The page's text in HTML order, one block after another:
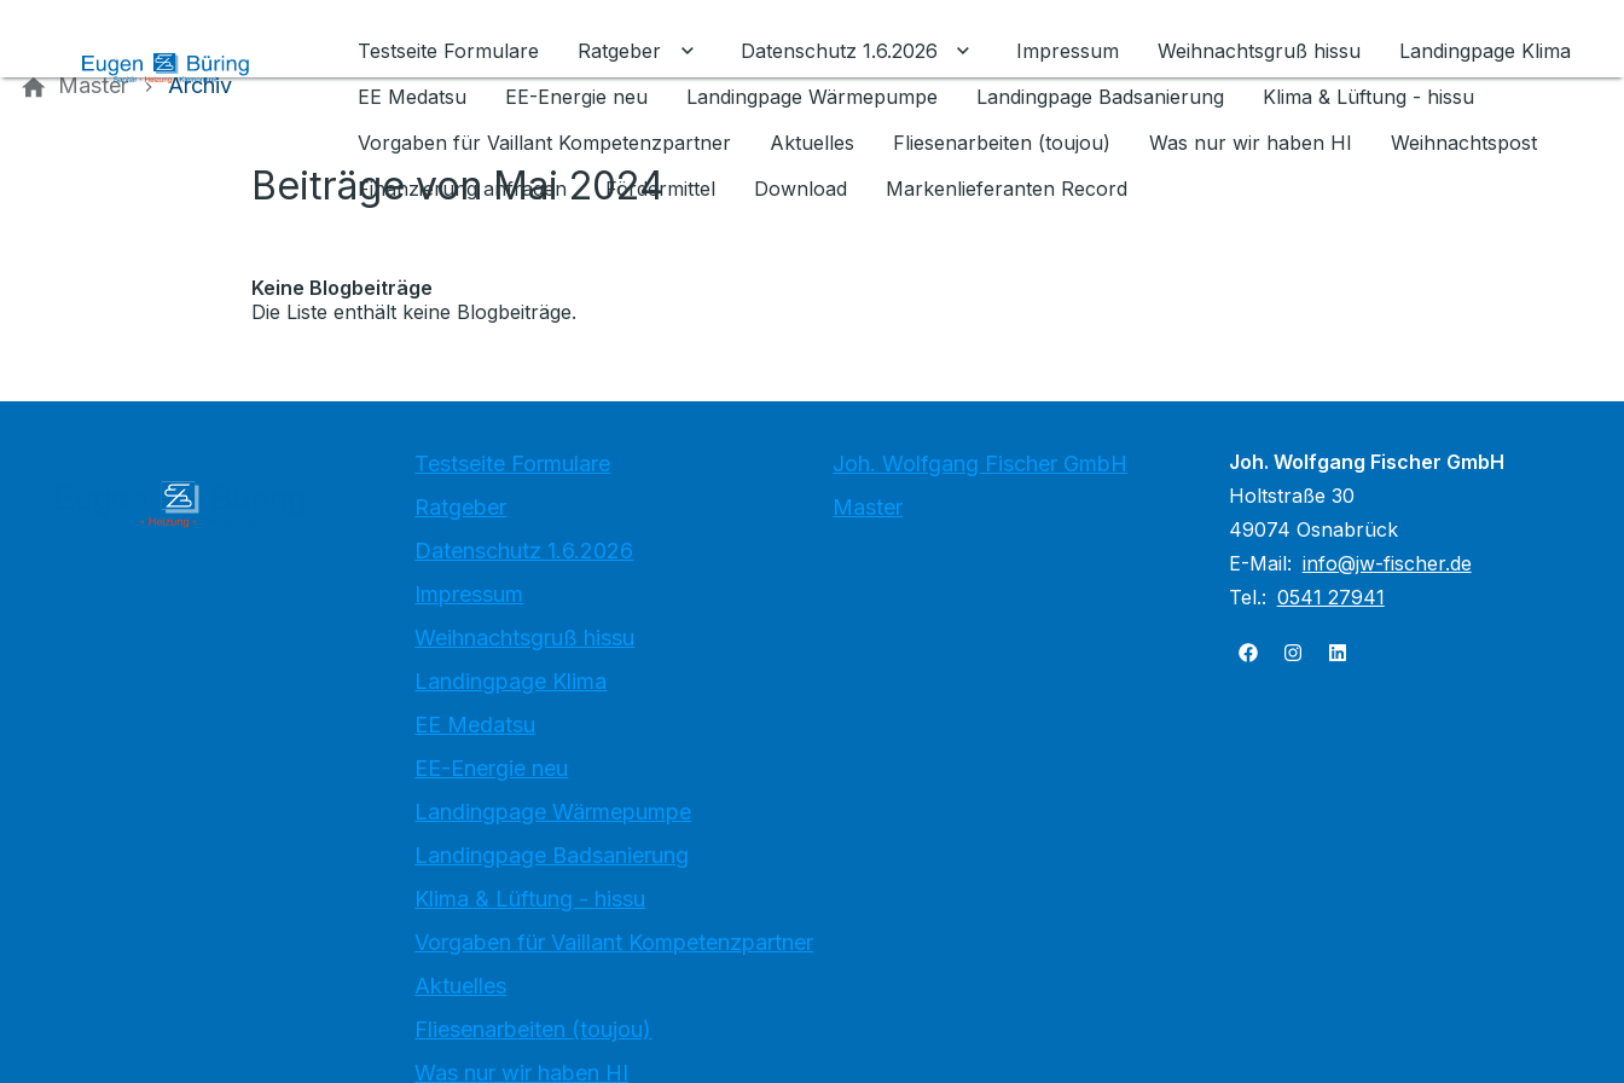
Testseite Formulare
Ratgeber Untermenü für Ratgeber umschalten
Datenschutz 1.6.2026 Untermenü für Datenschutz 1.6.2026 umschalten
Impressum Weihnachtsgruß hissu
Landingpage Klima
EE Medatsu
EE-Energie neu Landingpage Wärmepumpe Landingpage Badsanierung
Klima & Lüftung - hissu
Vorgaben für Vaillant Kompetenzpartner
Aktuelles Fliesenarbeiten (toujou) Was nur wir haben HI
Weihnachtspost
Finanzierung anfragen
Fördermittel Download Markenlieferanten Record
Master Archiv
Beiträge von Mai 2024
Keine Blogbeiträge
Die Liste enthält keine Blogbeiträge.
Testseite Formulare
Ratgeber
Datenschutz 1.6.2026
Impressum
Weihnachtsgruß hissu
Landingpage Klima
EE Medatsu
EE-Energie neu
Landingpage Wärmepumpe
Landingpage Badsanierung
Klima & Lüftung - hissu
Vorgaben für Vaillant Kompetenzpartner
Aktuelles
Fliesenarbeiten (toujou)
Was nur wir haben HI
Joh. Wolfgang Fischer GmbH
Master
Joh. Wolfgang Fischer GmbH
Holtstraße 30
49074 Osnabrück
E-Mail: info@jw-fischer.de
Tel.: 0541 27941